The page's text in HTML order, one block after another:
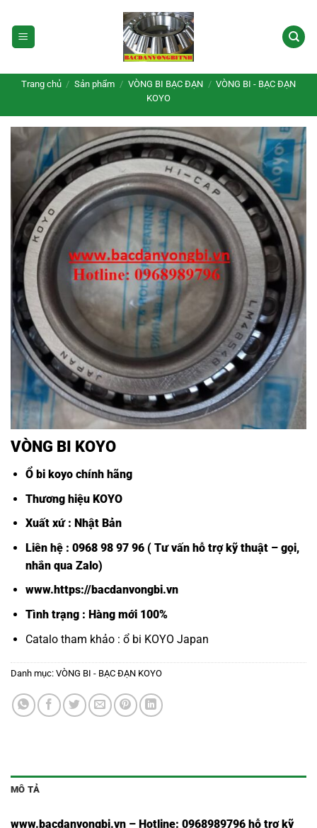
qua
nội
Trang chủ / Sản phẩm / VÒNG BI BẠC ĐẠN / VÒNG BI - BẠC ĐẠN
KOYO
VÒNG BI KOYO
Ổ bi koyo chính hãng
Thương hiệu KOYO
Xuất xứ : Nhật Bản
Liên hệ : 0968 98 97 96 ( Tư vấn hỗ trợ kỹ thuật – gọi,
nhắn qua Zalo)
www.https://bacdanvongbi.vn
Tình trạng : Hàng mới 100%
Catalo tham khảo : ổ bi KOYO Japan
Danh mục: VÒNG BI - BẠC ĐẠN KOYO
MÔ TẢ
www.bacdanvongbi.vn – Hotline: 0968989796 hỗ trợ kỹ